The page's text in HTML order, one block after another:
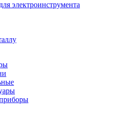
электроинструмента